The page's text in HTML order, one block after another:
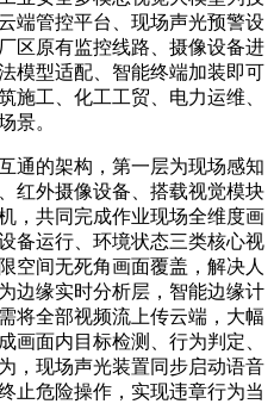
端管控平台、现场声光预警设
区原有监控线路、摄像设备进
模型适配、智能终端加装即可
施工、化工工贸、电力运维、
景。
通的架构，第一层为现场感知
红外摄像设备、搭载视觉模块
，共同完成作业现场全维度画
备运行、环境状态三类核心视
空间无死角画面覆盖，解决人
边缘实时分析层，智能边缘计
将全部视频流上传云端，大幅
画面内目标检测、行为判定、
，现场声光装置同步启动语音
止危险操作，实现违章行为当